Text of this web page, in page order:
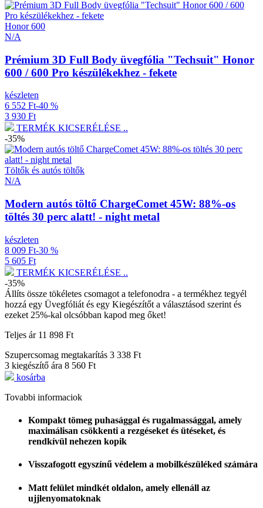
Honor 600
N/A
Prémium 3D Full Body üvegfólia "Techsuit" Honor
600 / 600 Pro készülékekhez - fekete
készleten
6 552 Ft-40 %
3 930 Ft
TERMÉK KICSERÉLÉSE ..
-35%
Töltők és autós töltők
N/A
Modern autós töltő ChargeComet 45W: 88%-os
töltés 30 perc alatt! - night metal
készleten
8 009 Ft-30 %
5 605 Ft
TERMÉK KICSERÉLÉSE ..
-35%
Állíts össze tökéletes csomagot a telefonodra - a termékhez tegyél
hozzá egy Üvegfóliát és egy Kiegészítőt a választásod szerint és
ezeket 25%-kal olcsóbban kapod meg őket!
Teljes ár 11 898 Ft
Szupercsomag megtakarítás 3 338 Ft
3 kiegészítő ára 8 560 Ft
kosárba
Tovabbi informaciok
Kompakt tömeg puhasággal és rugalmassággal, amely
maximálisan csökkenti a rezgéseket és ütéseket, és
rendkívül nehezen kopik
Visszafogott egyszínű védelem a mobilkészüléked számára
Matt felület mindkét oldalon, amely ellenáll az
ujjlenyomatoknak